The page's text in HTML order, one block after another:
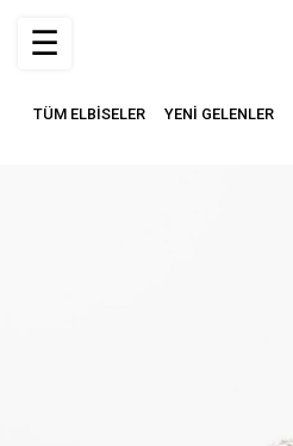
TÜM ELBİSELER YENİ GELENLER
☰